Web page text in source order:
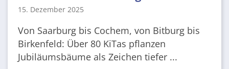
15. Dezember 2025
Von Saarburg bis Cochem, von Bitburg bis
Birkenfeld: Über 80 KiTas pflanzen
Jubiläumsbäume als Zeichen tiefer ...